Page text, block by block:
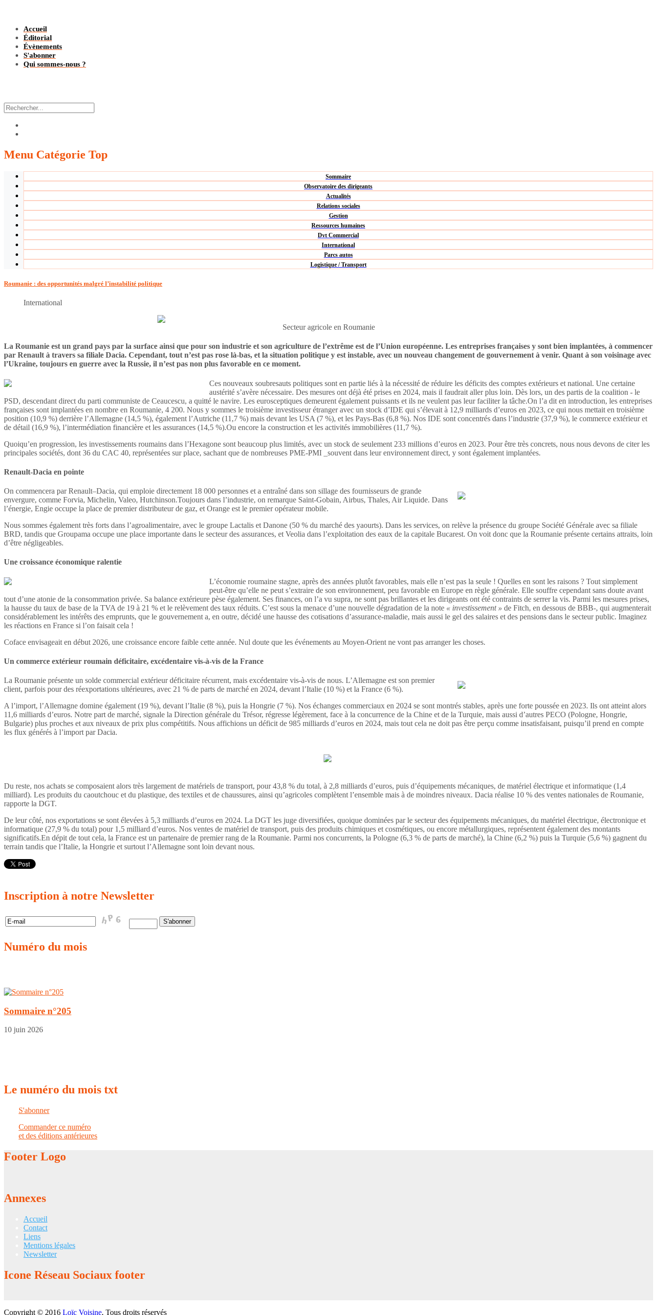
Accueil
Éditorial
Évènements
S'abonner
Qui sommes-nous ?
Menu Catégorie Top
Sommaire
Observatoire des dirigeants
Actualités
Relations sociales
Gestion
Ressources humaines
Dvt Commercial
International
Parcs autos
Logistique / Transport
Roumanie : des opportunités malgré l’instabilité politique
International
Secteur agricole en Roumanie
La Roumanie est un grand pays par la surface ainsi que pour son industrie et son agriculture de l’extrême est de l’Union européenne. Les entreprises françaises y sont bien implantées, à commencer
par Renault à travers sa filiale Dacia. Cependant, tout n’est pas rose là-bas, et la situation politique y est instable, avec un nouveau changement de gouvernement à venir. Quant à son voisinage avec
l’Ukraine, toujours en guerre avec la Russie, il n’est pas non plus favorable en ce moment.
Ces nouveaux soubresauts politiques sont en partie liés à la nécessité de réduire les déficits des comptes extérieurs et national. Une certaine
austérité s’avère nécessaire. Des mesures ont déjà été prises en 2024, mais il faudrait aller plus loin. Dès lors, un des partis de la coalition - le
PSD, descendant direct du parti communiste de Ceaucescu, a quitté le navire. Les eurosceptiques demeurent également puissants et ils ne veulent pas leur faciliter la tâche.On l’a dit en introduction, les entreprises
françaises sont implantées en nombre en Roumanie, 4 200. Nous y sommes le troisième investisseur étranger avec un stock d’IDE qui s’élevait à 12,9 milliards d’euros en 2023, ce qui nous mettait en troisième
position (10,9 %) derrière l’Allemagne (14,5 %), également l’Autriche (11,7 %) mais devant les USA (7 %), et les Pays-Bas (6,8 %). Nos IDE sont concentrés dans l’industrie (37,9 %), le commerce extérieur et
de détail (16,9 %), l’intermédiation financière et les assurances (14,5 %).Ou encore la construction et les activités immobilières (11,7 %).
Quoiqu’en progression, les investissements roumains dans l’Hexagone sont beaucoup plus limités, avec un stock de seulement 233 millions d’euros en 2023. Pour être très concrets, nous nous devons de citer les
principales sociétés, dont 36 du CAC 40, représentées sur place, sachant que de nombreuses PME-PMI _souvent dans leur environnement direct, y sont également implantées.
Renault-Dacia en pointe
On commencera par Renault–Dacia, qui emploie directement 18 000 personnes et a entraîné dans son sillage des fournisseurs de grande
envergure, comme Forvia, Michelin, Valeo, Hutchinson.Toujours dans l’industrie, on remarque Saint-Gobain, Airbus, Thales, Air Liquide. Dans
l’énergie, Engie occupe la place de premier distributeur de gaz, et Orange est le premier opérateur mobile.
Nous sommes également très forts dans l’agroalimentaire, avec le groupe Lactalis et Danone (50 % du marché des yaourts). Dans les services, on relève la présence du groupe Société Générale avec sa filiale
BRD, tandis que Groupama occupe une place importante dans le secteur des assurances, et Veolia dans l’exploitation des eaux de la capitale Bucarest. On voit donc que la Roumanie présente certains attraits, loin
d’être négligeables.
Une croissance économique ralentie
L’économie roumaine stagne, après des années plutôt favorables, mais elle n’est pas la seule ! Quelles en sont les raisons ? Tout simplement
peut-être qu’elle ne peut s’extraire de son environnement, peu favorable en Europe en règle générale. Elle souffre cependant sans doute avant
tout d’une atonie de la consommation privée. Sa balance extérieure pèse également. Ses finances, on l’a vu supra, ne sont pas brillantes et les dirigeants ont été contraints de serrer la vis. Parmi les mesures prises,
la hausse du taux de base de la TVA de 19 à 21 % et le relèvement des taux réduits. C’est sous la menace d’une nouvelle dégradation de la note « investissement » de Fitch, en dessous de BBB-, qui augmenterait
considérablement les intérêts des emprunts, que le gouvernement a, en outre, décidé une hausse des cotisations d’assurance-maladie, mais aussi le gel des salaires et des pensions dans le secteur public. Imaginez
les réactions en France si l’on faisait cela !
Coface envisageait en début 2026, une croissance encore faible cette année. Nul doute que les événements au Moyen-Orient ne vont pas arranger les choses.
Un commerce extérieur roumain déficitaire, excédentaire vis-à-vis de la France
La Roumanie présente un solde commercial extérieur déficitaire récurrent, mais excédentaire vis-à-vis de nous. L’Allemagne est son premier
client, parfois pour des réexportations ultérieures, avec 21 % de parts de marché en 2024, devant l’Italie (10 %) et la France (6 %).
A l’import, l’Allemagne domine également (19 %), devant l’Italie (8 %), puis la Hongrie (7 %). Nos échanges commerciaux en 2024 se sont montrés stables, après une forte poussée en 2023. Ils ont atteint alors
11,6 milliards d’euros. Notre part de marché, signale la Direction générale du Trésor, régresse légèrement, face à la concurrence de la Chine et de la Turquie, mais aussi d’autres PECO (Pologne, Hongrie,
Bulgarie) plus proches et aux niveaux de prix plus compétitifs. Nous affichions un déficit de 985 milliards d’euros en 2024, mais tout cela ne doit pas être perçu comme insatisfaisant, puisqu’il prend en compte
les flux générés à l’import par Dacia.
Du reste, nos achats se composaient alors très largement de matériels de transport, pour 43,8 % du total, à 2,8 milliards d’euros, puis d’équipements mécaniques, de matériel électrique et informatique (1,4
milliard). Les produits du caoutchouc et du plastique, des textiles et de chaussures, ainsi qu’agricoles complètent l’ensemble mais à de moindres niveaux. Dacia réalise 10 % des ventes nationales de Roumanie,
rapporte la DGT.
De leur côté, nos exportations se sont élevées à 5,3 milliards d’euros en 2024. La DGT les juge diversifiées, quoique dominées par le secteur des équipements mécaniques, du matériel électrique, électronique et
informatique (27,9 % du total) pour 1,5 milliard d’euros. Nos ventes de matériel de transport, puis des produits chimiques et cosmétiques, ou encore métallurgiques, représentent également des montants
significatifs.En dépit de tout cela, la France est un partenaire de premier rang de la Roumanie. Parmi nos concurrents, la Pologne (6,3 % de parts de marché), la Chine (6,2 %) puis la Turquie (5,6 %) gagnent du
terrain tandis que l’Italie, la Hongrie et surtout l’Allemagne sont loin devant nous.
Inscription à notre Newsletter
Numéro du mois
Sommaire n°205
10 juin 2026
Le numéro du mois txt
S'abonner
Commander ce numéro
et des éditions antérieures
Footer Logo
Annexes
Accueil
Contact
Liens
Mentions légales
Newsletter
Icone Réseau Sociaux footer
Copyright © 2016 Loïc Voisine, Tous droits réservés